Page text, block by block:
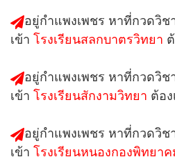
อยู่กำแพงเพชร หาที่กวดวิช
เข้า โรงเรียนสลกบาตรวิทยา
อยู่กำแพงเพชร หาที่กวดวิช
เข้า โรงเรียนสักงามวิทยา ต้อ
อยู่กำแพงเพชร หาที่กวดวิช
เข้า โรงเรียนหนองกองพิทยา